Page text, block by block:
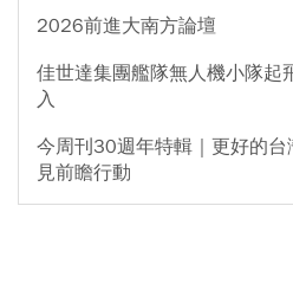
2026前進大南方論壇
佳世達集團艦隊無人機小隊起
入
今周刊30週年特輯｜更好的
見前瞻行動